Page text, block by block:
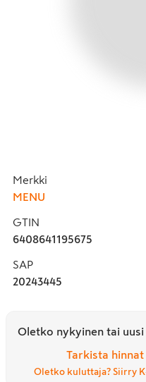
Merkki
MENU
GTIN
6408641195675
SAP
20243445
Oletko nykyinen tai uusi
Tarkista
Oletko kuluttaja? Siirry